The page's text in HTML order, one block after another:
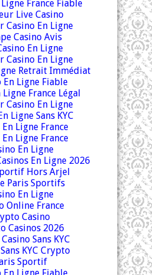
France Fiable
Live Casino
Casino En Ligne
Casino Avis
En Ligne
Casino En Ligne
Retrait Immédiat
En Ligne Fiable
Ligne France Légal
Casino En Ligne
Ligne Sans KYC
Ligne France
Ligne France
En Ligne
En Ligne 2026
Hors Arjel
Paris Sportifs
En Ligne
Online France
Casino
Casinos 2026
Sans KYC
KYC Crypto
Sportif